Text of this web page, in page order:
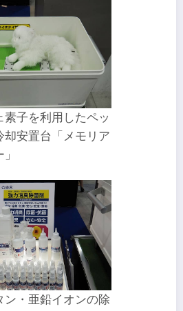
素子を利用したペッ
却安置台「メモリア
ン・亜鉛イオンの除